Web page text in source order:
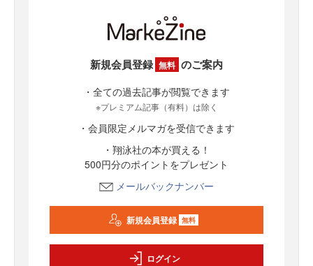
新規会員登録 無料 のご案内
・全ての過去記事が閲覧できます
※プレミアム記事（有料）は除く
・会員限定メルマガを受信できます
・翔泳社の本が買える！
500円分のポイントをプレゼント
メールバックナンバー
新規会員登録 無料
ログイン